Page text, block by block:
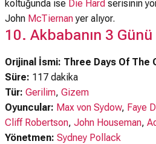
koltuğunda ise Die Hard serisinin
John McTiernanyer alıyor.
10. Akbabanın 3 Günü
Orijinal İsmi: Three Days Of The
Süre: 117 dakika
Tür: Gerilim, Gizem
Oyuncular: Max von Sydow, Faye
Cliff Robertson, John Houseman,
Yönetmen: Sydney Pollack